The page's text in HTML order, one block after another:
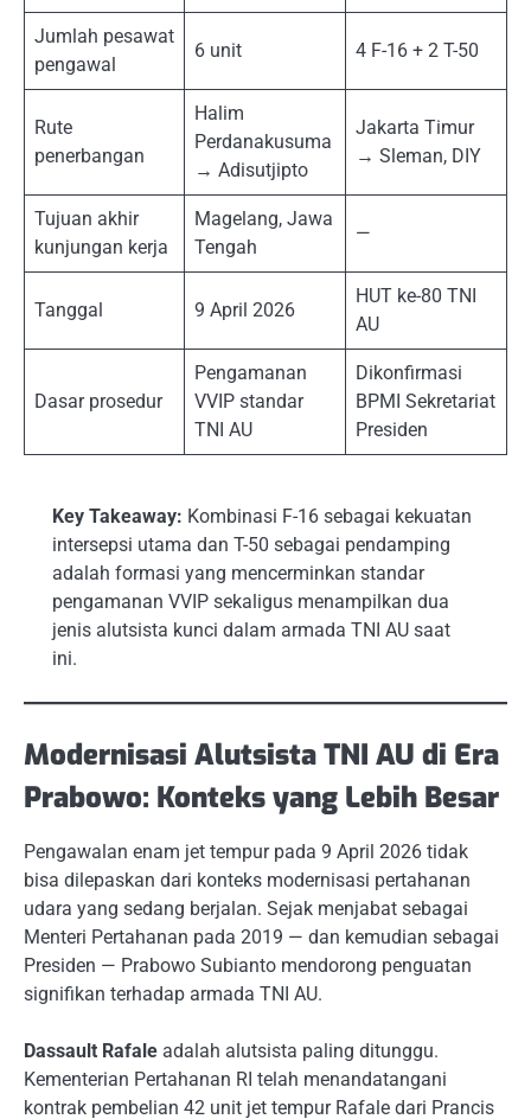
Jumlah pesawat
pengawal
6 unit 4 F-16 + 2 T-50
Rute
penerbangan
Halim
Perdanakusuma
→ Adisutjipto
Jakarta Timur
→ Sleman, DIY
Tujuan akhir
kunjungan kerja
Magelang, Jawa
Tengah
—
Tanggal 9 April 2026
HUT ke-80 TNI
AU
Dasar prosedur
Pengamanan
VVIP standar
TNI AU
Dikonfirmasi
BPMI Sekretariat
Presiden
Key Takeaway: Kombinasi F-16 sebagai kekuatan
intersepsi utama dan T-50 sebagai pendamping
adalah formasi yang mencerminkan standar
pengamanan VVIP sekaligus menampilkan dua
jenis alutsista kunci dalam armada TNI AU saat
ini.
Modernisasi Alutsista TNI AU di Era
Prabowo: Konteks yang Lebih Besar
Pengawalan enam jet tempur pada 9 April 2026 tidak
bisa dilepaskan dari konteks modernisasi pertahanan
udara yang sedang berjalan. Sejak menjabat sebagai
Menteri Pertahanan pada 2019 — dan kemudian sebagai
Presiden — Prabowo Subianto mendorong penguatan
signifikan terhadap armada TNI AU.
Dassault Rafale adalah alutsista paling ditunggu.
Kementerian Pertahanan RI telah menandatangani
kontrak pembelian 42 unit jet tempur Rafale dari Prancis